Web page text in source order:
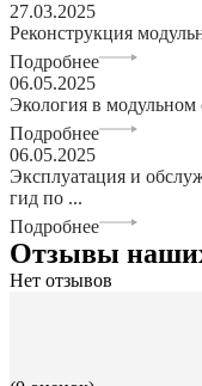
27.03.2025
Реконструкция
Подробнее
06.05.2025
Экология в модульном
Подробнее
06.05.2025
Эксплуатация и
гид по ...
Подробнее
Отзывы
Нет отзывов